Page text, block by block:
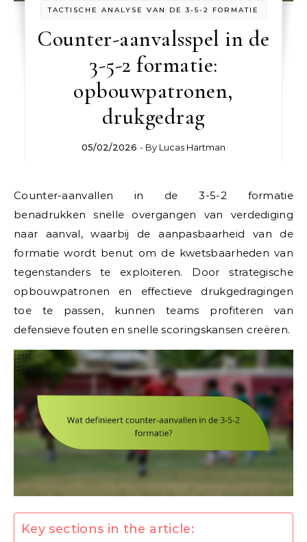
TACTISCHE ANALYSE VAN DE 3-5-2 FORMATIE
Counter-aanvalsspel in de
3-5-2 formatie:
opbouwpatronen,
drukgedrag
05/02/2026 - By Lucas Hartman
Counter-aanvallen in de 3-5-2 formatie
benadrukken snelle overgangen van verdediging
naar aanval, waarbij de aanpasbaarheid van de
formatie wordt benut om de kwetsbaarheden van
tegenstanders te exploiteren. Door strategische
opbouwpatronen en effectieve drukgedragingen
toe te passen, kunnen teams profiteren van
defensieve fouten en snelle scoringskansen creëren.
Key sections in the article: